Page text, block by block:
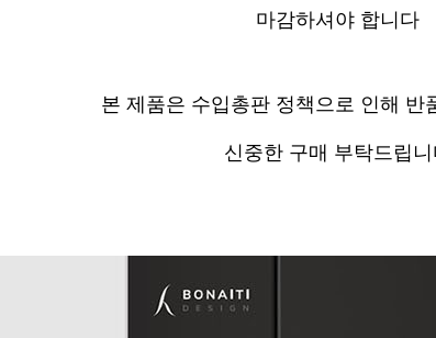
마감하셔야 합니다
본 제품은 수입총판 정책으로 인해 반
신중한 구매 부탁드립